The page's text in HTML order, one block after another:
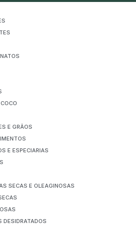
E GRÃOS
E ESPECIARIAS
SECAS E OLEAGINOSAS
DESIDRATADOS